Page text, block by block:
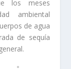
los meses
ambiental
de agua
de sequía